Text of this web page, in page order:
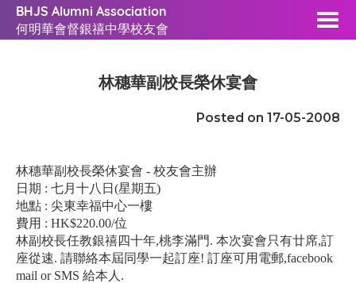
BHJS Alumni Association
何明華會督銀禧中學校友會
林穗華副校長榮休宴會
Posted on 17-05-2008
林穗華副校長榮休宴會 - 校友會主辦
日期 : 七月十八日(星期五)
地點 : 尖東幸福中心一樓
費用 : HK$220.00/位
林副校長任教銀禧四十年,桃李滿門. 本次宴會只有廿席,訂
座從速. 請聯絡本屆同學一起訂座! 訂座可用電郵,facebook
mail or SMS 給本人.